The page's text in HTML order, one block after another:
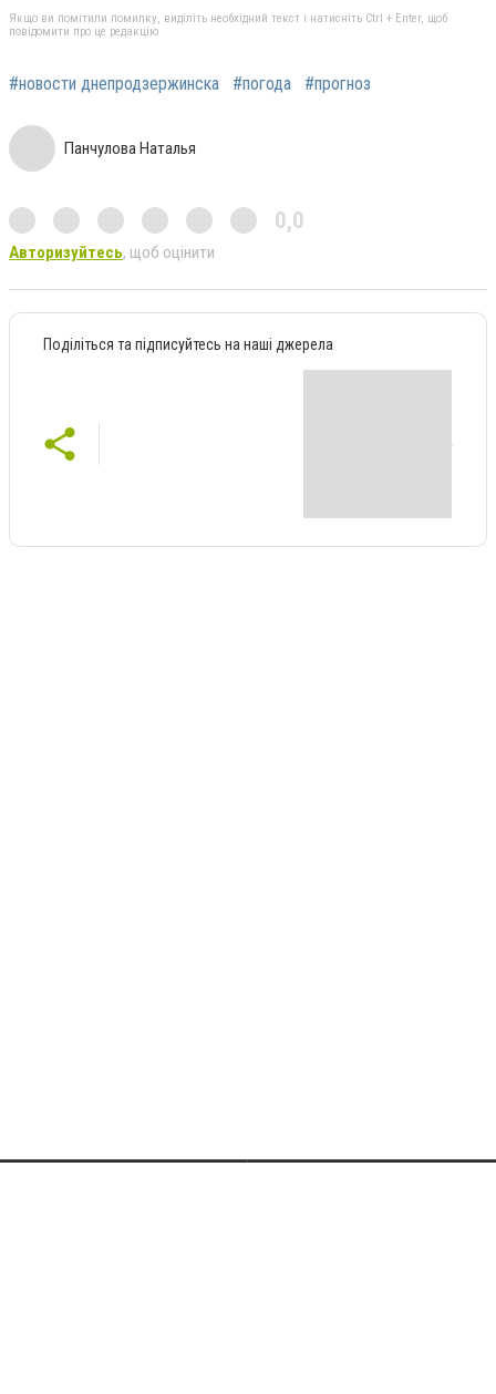
Якщо ви помітили помилку, виділіть необхідний текст і натисніть Ctrl + Enter, щоб
повідомити про це редакцію
#новости днепродзержинска #погода #прогноз
Панчулова Наталья
0,0
Авторизуйтесь, щоб оцінити
Поділіться та підписуйтесь на наші джерела